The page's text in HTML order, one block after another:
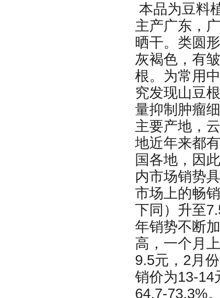
本品为豆料
主产广东，
晒干。类圆
灰褐色，有
根。为常用
究发现山豆
量抑制肿瘤
主要产地，
地近年来都
国各地，因
内市场销势
市场上的畅
下同）升至
年销势不断
高，一个月
9.5元，2月
销价为13-14
64.7-73.3%